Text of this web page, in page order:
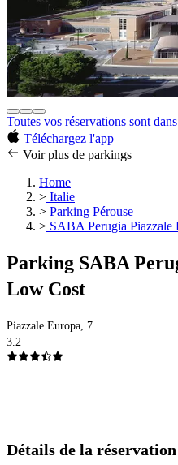
Toutes vos réservations sont
Téléchargez l'app
Voir plus de parkings
Home
> Italie
> Parking Pérouse
> SABA Perugia Piazzale
Parking SABA
Low Cost
Piazzale Europa, 7
3.2
Détails de la réservation